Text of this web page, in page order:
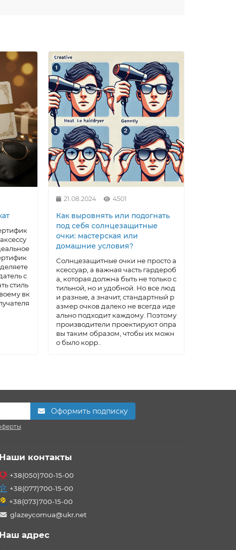
с
стиль
вк
21.08.2024 4501
Как выровнять или подогнать
под себя солнцезащитные
очки: мастерская или
домашние условия?
Солнцезащитные очки не просто а
ксессуар, а важная часть гардероб
а, которая должна быть не только с
тильной, но и удобной. Но все люд
и разные, а значит, стандартный р
азмер очков далеко не всегда иде
ально подходит каждому. Поэтому
производители проектируют опра
вы таким образом, чтобы их можн
о было корр..
Оформить подписку
Наши контакты
+38(050)700-15-00
+38(077)700-15-00
+38(073)700-15-00
glazeycomua@ukr.net
Наш адрес